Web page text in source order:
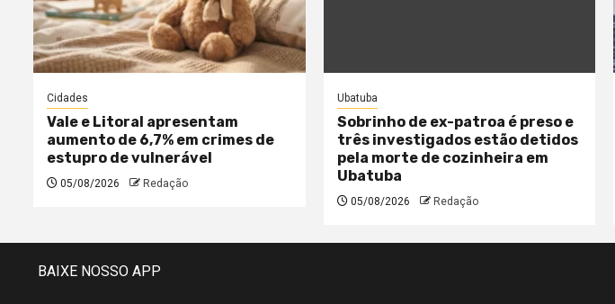
Cidades
Vale e Litoral apresentam
aumento de 6,7% em crimes de
estupro de vulnerável
05/08/2026 Redação
Ubatuba
Sobrinho de ex-patroa é preso e
três investigados estão detidos
pela morte de cozinheira em
Ubatuba
05/08/2026 Redação
BAIXE NOSSO APP